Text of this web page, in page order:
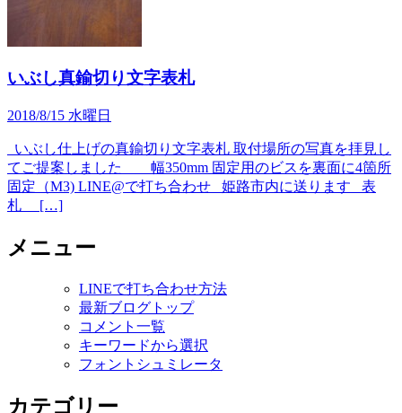
いぶし真鍮切り文字表札
2018/8/15 水曜日
いぶし仕上げの真鍮切り文字表札 取付場所の写真を拝見し
てご提案しました 幅350mm 固定用のビスを裏面に4箇所
固定（M3) LINE@で打ち合わせ 姫路市内に送ります 表
札 […]
メニュー
LINEで打ち合わせ方法
最新ブログトップ
コメント一覧
キーワードから選択
フォントシュミレータ
カテゴリー